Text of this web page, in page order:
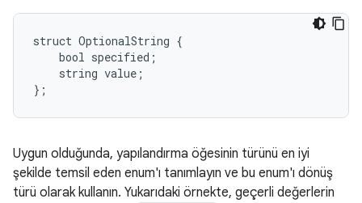
struct OptionalString {
    bool specified;
    string value;
Uygun olduğunda, yapılandırma öğesinin türünü en iyi
şekilde temsil eden enum'ı tanımlayın ve bu enum'ı dönüş
türü olarak kullanın. Yukarıdaki örnekte, geçerli değerlerin